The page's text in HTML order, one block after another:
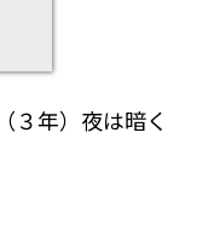
３年）夜は暗く